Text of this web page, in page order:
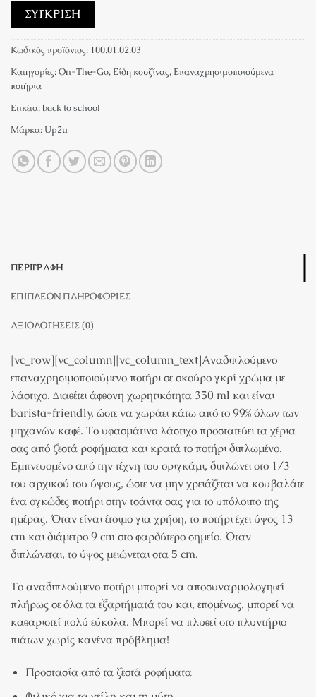
ΣΎΓΚΡΙΣΗ
Κωδικός προϊόντος: 100.01.02.03
Κατηγορίες:On-The-Go, Είδη κουζίνας, Επαναχρησιμοποιούμενα
ποτήρια
Ετικέτα:back to school
Μάρκα: Up2u
ΠΕΡΙΓΡΑΦΉ
ΕΠΙΠΛΈΟΝ ΠΛΗΡΟΦΟΡΊΕΣ
ΑΞΙΟΛΟΓΉΣΕΙΣ (0)
[vc_row][vc_column][vc_column_text]Αναδιπλούμενο
επαναχρησιμοποιούμενο ποτήρι σε σκούρο γκρί χρώμα με
λάστιχο. Διαθέτει άφθονη χωρητικότητα 350 ml και είναι
barista-friendly, ώστε να χωράει κάτω από το 99% όλων των
μηχανών καφέ. Το υφασμάτινο λάστιχο προστατεύει τα χέρια
σας από ζεστά ροφήματα και κρατά το ποτήρι διπλωμένο.
Εμπνευσμένο από την τέχνη του οριγκάμι, διπλώνει στο 1/3
του αρχικού του ύψους, ώστε να μην χρειάζεται να κουβαλάτε
ένα ογκώδες ποτήρι στην τσάντα σας για το υπόλοιπο της
ημέρας. Όταν είναι έτοιμο για χρήση, το ποτήρι έχει ύψος 13
cm και διάμετρο 9 cm στο φαρδύτερο σημείο. Όταν
διπλώνεται, το ύψος μειώνεται στα 5 cm.
Το αναδιπλούμενο ποτήρι μπορεί να αποσυναρμολογηθεί
πλήρως σε όλα τα εξαρτήματά του και, επομένως, μπορεί να
καθαριστεί πολύ εύκολα. Μπορεί να πλυθεί στο πλυντήριο
πιάτων χωρίς κανένα πρόβλημα!
Προστασία από τα ζεστά ροφήματα